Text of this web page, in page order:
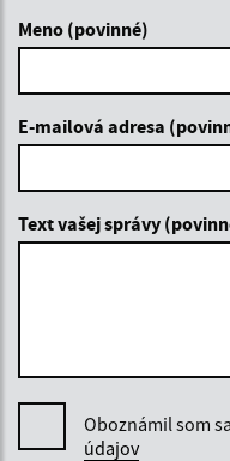
Meno (povinné)
E-mailová adresa
Text vašej správy
Oboznámil som
údajov